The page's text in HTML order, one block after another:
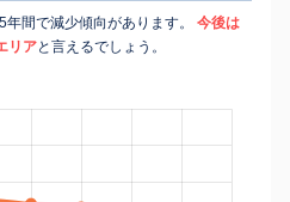
間で減少傾向があります。
今後は
リアと言えるでしょう。